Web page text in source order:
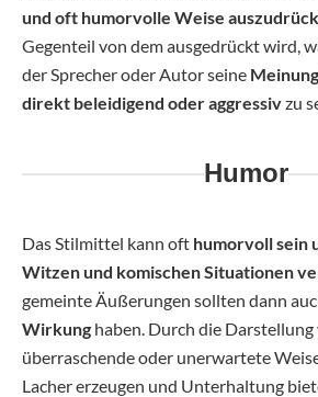
und oft humorvolle Weise
Gegenteil von dem ausgedrückt wird,
der Sprecher oder Autor seine
direkt beleidigend oder aggressivzu
Humor
Das Stilmittel kann oft humorvoll sein
Witzen und komischen Situationen
gemeinte Äußerungen sollten dann
Wirkung haben. Durch die
überraschende oder unerwartete
Lacher erzeugen und Unterhaltung